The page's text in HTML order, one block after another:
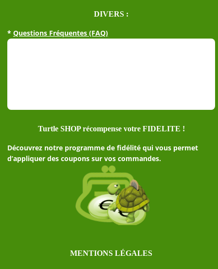
DIVERS :
* Questions Fréquentes (FAQ)
Turtle SHOP récompense votre FIDELITE !
Découvrez notre programme de fidélité qui vous permet
d’appliquer des coupons sur vos commandes.
MENTIONS LÉGALES